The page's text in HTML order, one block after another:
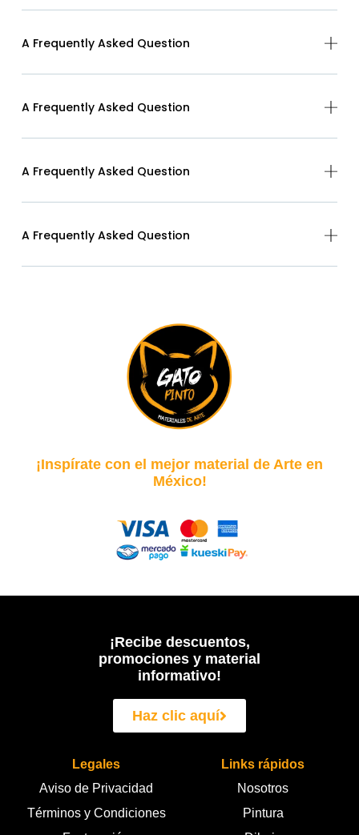
A Frequently Asked Question
A Frequently Asked Question
A Frequently Asked Question
A Frequently Asked Question
¡Inspírate con el mejor material de Arte en
México!
¡Recibe descuentos,
promociones y material
informativo!
Haz clic aquí
Legales
Aviso de Privacidad
Términos y Condiciones
Links rápidos
Nosotros
Pintura